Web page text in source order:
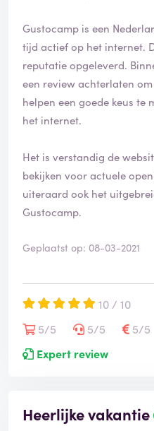
Gustocamp is een
tijd actief op het internet.
reputatie opgeleverd.
een review achterlaten
helpen een goede keus te
het internet.
Het is verstandig de
bekijken voor actuele
uiteraard ook het
Gustocamp.
Geplaatst op: 08-03-2021
10 / 10
5/5
5/5 5/5
Expert review
Heerlijke vakantie